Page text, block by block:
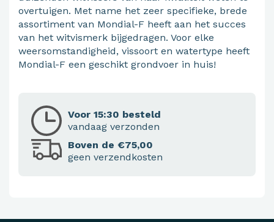
overtuigen. Met name het zeer specifieke, brede
assortiment van Mondial-F heeft aan het succes
van het witvismerk bijgedragen. Voor elke
weersomstandigheid, vissoort en watertype heeft
Mondial-F een geschikt grondvoer in huis!
Voor 15:30 besteld
vandaag verzonden
Boven de €75,00
geen verzendkosten